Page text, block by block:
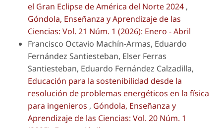
el Gran Eclipse de América del Norte 2024 ,
Góndola, Enseñanza y Aprendizaje de las
Ciencias: Vol. 21 Núm. 1 (2026): Enero - Abril
Francisco Octavio Machín-Armas, Eduardo
Fernández Santiesteban, Elser Ferras
Santiesteban, Eduardo Fernández Calzadilla,
Educación para la sostenibilidad desde la
resolución de problemas energéticos en la física
para ingenieros , Góndola, Enseñanza y
Aprendizaje de las Ciencias: Vol. 20 Núm. 1